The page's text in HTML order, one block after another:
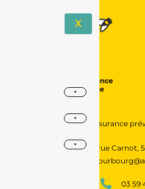
assurance
6 rue Carnot,
03 59
X